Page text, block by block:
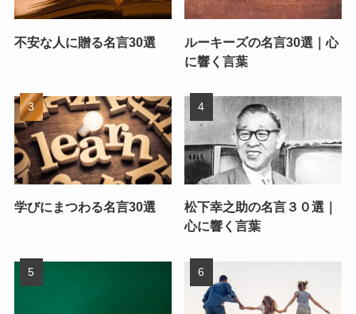
不安な人に贈る名言30選
ルーキーズの名言30選｜心
に響く言葉
学びにまつわる名言30選
松下幸之助の名言３０選｜
心に響く言葉